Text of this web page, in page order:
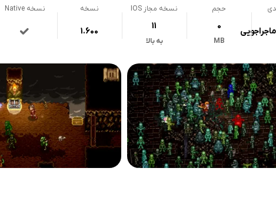
حجم
0
MB
نسخه مجاز IOS
11
به بالا
نسخه
1.600
نسخه Native